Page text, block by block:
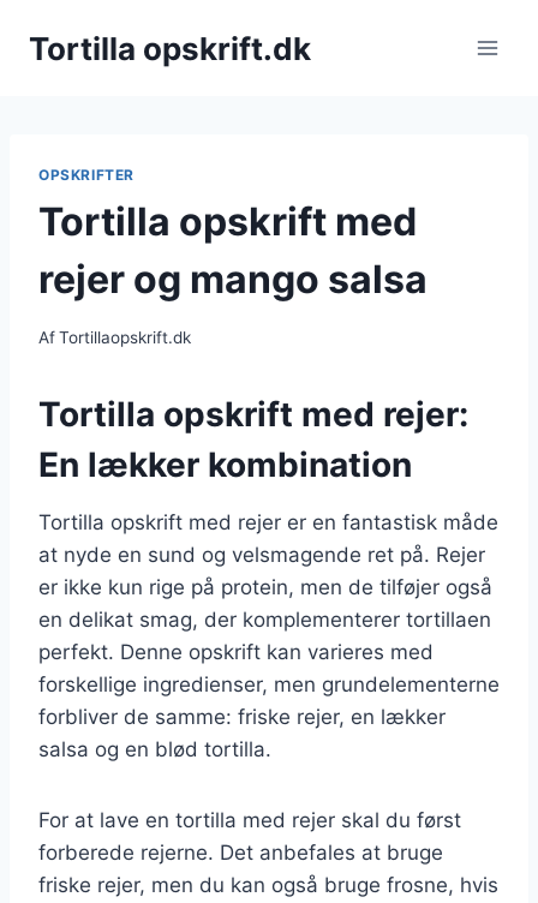
Tortilla opskrift.dk
OPSKRIFTER
Tortilla opskrift med
rejer og mango salsa
AfTortillaopskrift.dk
Tortilla opskrift med rejer:
En lækker kombination
Tortilla opskrift med rejer er en fantastisk måde
at nyde en sund og velsmagende ret på. Rejer
er ikke kun rige på protein, men de tilføjer også
en delikat smag, der komplementerer tortillaen
perfekt. Denne opskrift kan varieres med
forskellige ingredienser, men grundelementerne
forbliver de samme: friske rejer, en lækker
salsa og en blød tortilla.
For at lave en tortilla med rejer skal du først
forberede rejerne. Det anbefales at bruge
friske rejer, men du kan også bruge frosne, hvis